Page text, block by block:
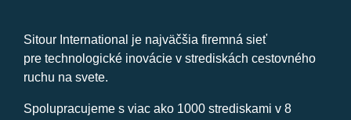
Sitour International je najväčšia firemná sieť
pre technologické inovácie v strediskách cestovného
ruchu na svete.
Spolupracujeme s viac ako 1000 strediskami v 8